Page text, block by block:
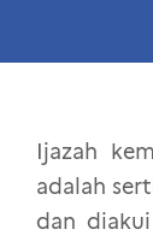
Ijazah
adalah
dan